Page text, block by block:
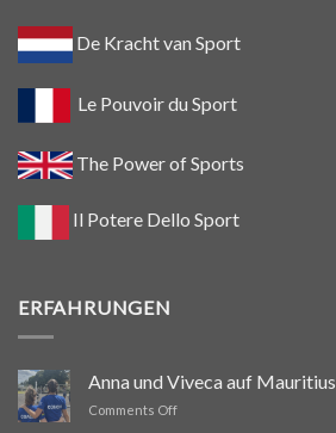
De Kracht van Sport
Le Pouvoir du Sport
The Power of Sports
Il Potere Dello Sport
ERFAHRUNGEN
Anna und Viveca auf Mauritius
Comments Offon